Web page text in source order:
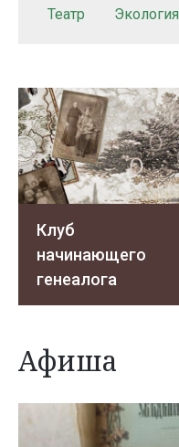
Театр
Экология
Клуб
начинающего
генеалога
Афиша